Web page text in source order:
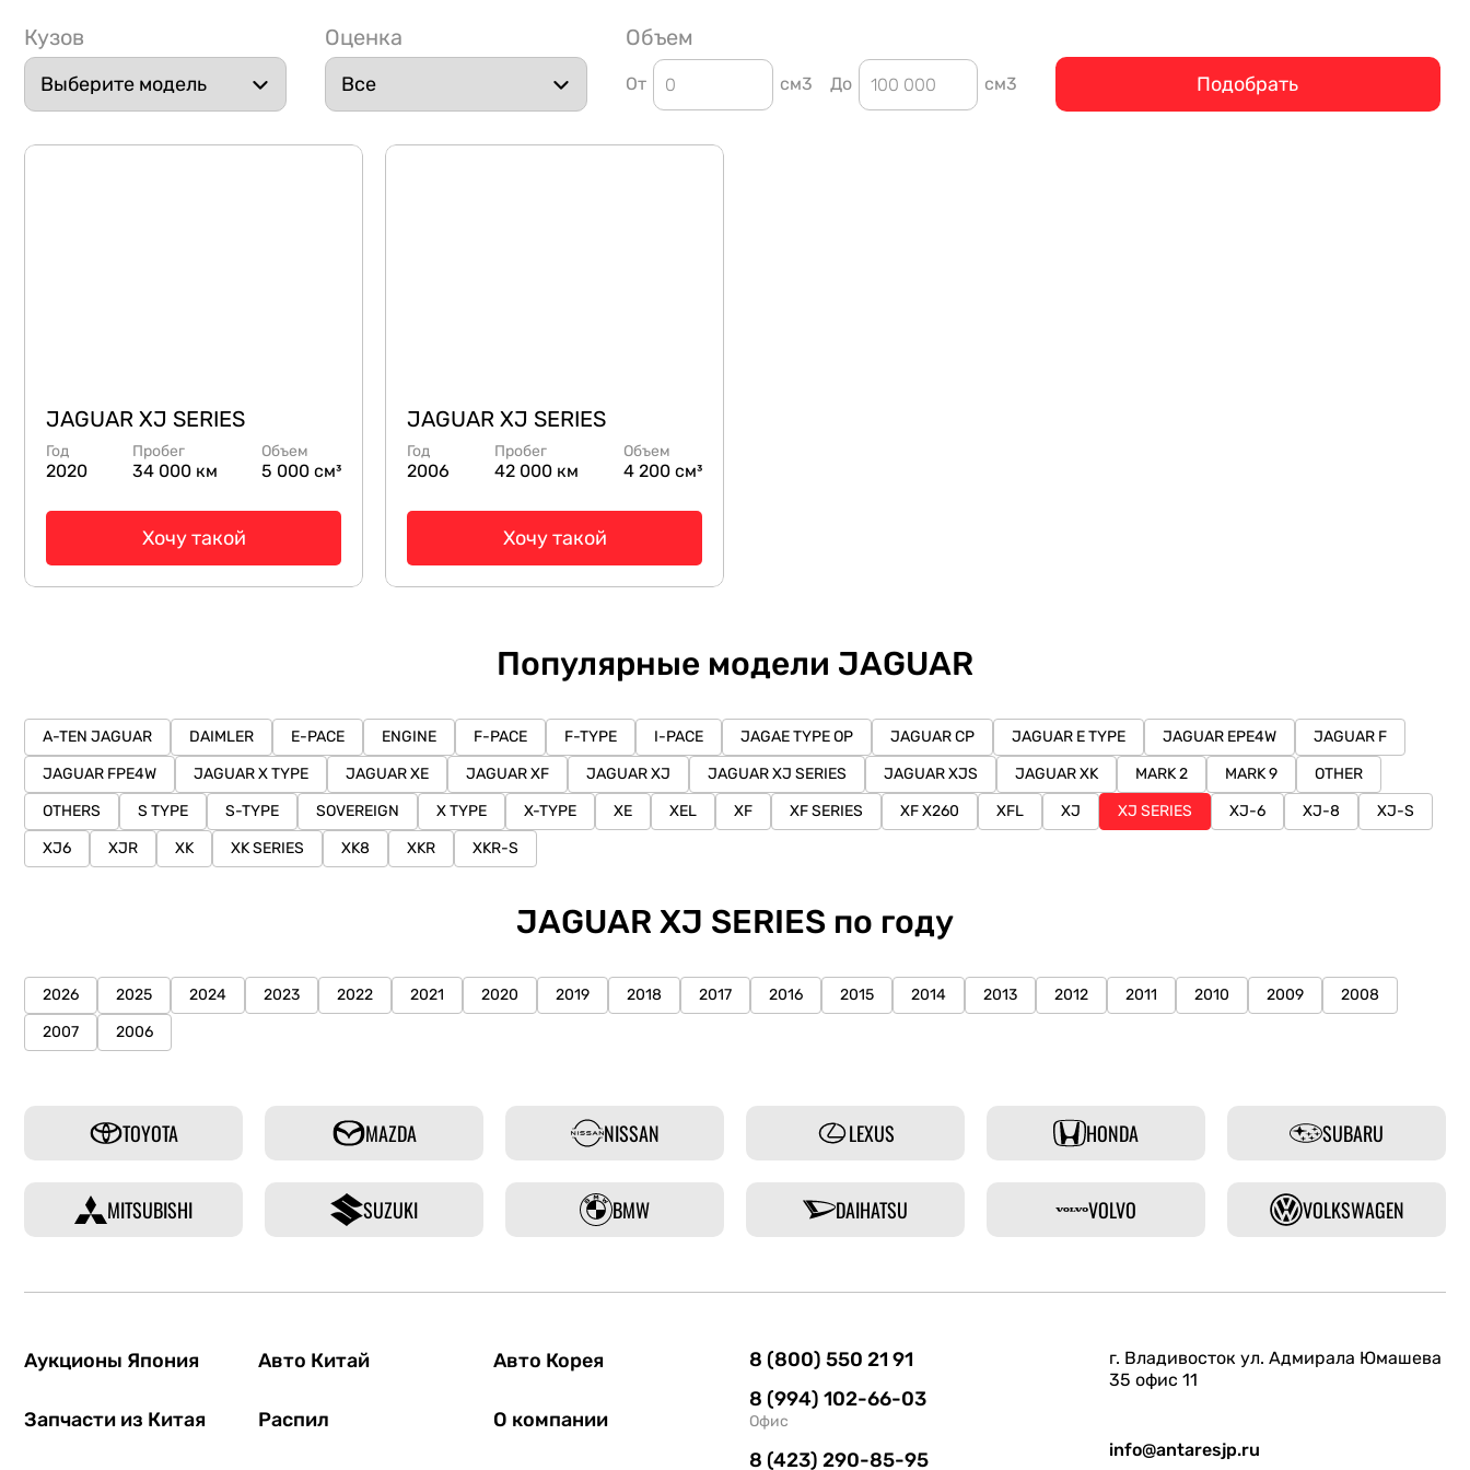
Кузов Оценка Объем
От см3 До см3 Подобрать
JAGUAR XJ SERIES
Год
2020
Пробег
34 000 км
Объем
5 000 см³
Хочу такой
JAGUAR XJ SERIES
Год
2006
Пробег
42 000 км
Объем
4 200 см³
Хочу такой
Популярные модели JAGUAR
A-TEN JAGUAR DAIMLER E-PACE ENGINE F-PACE F-TYPE I-PACE JAGAE TYPE OP JAGUAR CP JAGUAR E TYPE JAGUAR EPE4W
JAGUAR F
JAGUAR FPE4W
JAGUAR X TYPE JAGUAR XE JAGUAR XF JAGUAR XJ JAGUAR XJ SERIES JAGUAR XJS JAGUAR XK MARK 2 MARK 9
OTHER
OTHERS
S TYPE S-TYPE SOVEREIGN X TYPE X-TYPE XE XEL XF XF SERIES XF X260 XFL XJ XJ SERIES XJ-6 XJ-8
XJ-S
XJ6
XJR XK XK SERIES XK8 XKR XKR-S
JAGUAR XJ SERIES по году
2026 2025 2024 2023 2022 2021 2020 2019 2018 2017 2016 2015 2014 2013 2012 2011 2010 2009
2008
2007
2006
TOYOTA MAZDA NISSAN LEXUS HONDA SUBARU
MITSUBISHI SUZUKI BMW DAIHATSU VOLVO VOLKSWAGEN
Аукционы Япония Авто Китай Авто Корея
Запчасти из Китая Распил О компании
8 (800) 550 21 91
8 (994) 102-66-03
Офис
8 (423) 290-85-95
г. Владивосток ул. Адмирала Юмашева
35 офис 11
info@antaresjp.ru